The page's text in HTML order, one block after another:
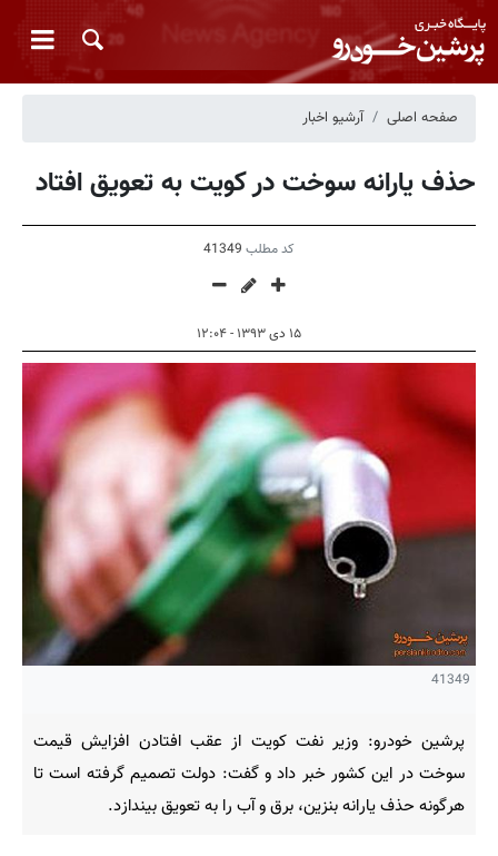
صفحه اصلی آرشیو اخبار
حذف یارانه سوخت در کویت به تعویق افتاد
کد مطلب 41349
۱۵ دی ۱۳۹۳ - ۱۲:۰۴
41349
پرشین خودرو: وزیر نفت کویت از عقب افتادن افزایش قیمت
سوخت در این کشور خبر داد و گفت: دولت تصمیم گرفته است تا
هرگونه حذف یارانه بنزین، برق و آب را به تعویق بیندازد.